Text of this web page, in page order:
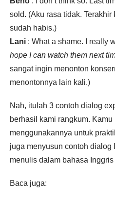
sold. (Aku rasa tidak. Terakhir
sudah habis.)
Lani : What a shame. I really
hope I can watch them next
sangat ingin menonton
menontonnya lain kali.)
Nah, itulah 3 contoh dialog
berhasil kami rangkum.
menggunakannya untuk
juga menyusun contoh
menulis dalam bahasa Inggris
Baca juga: